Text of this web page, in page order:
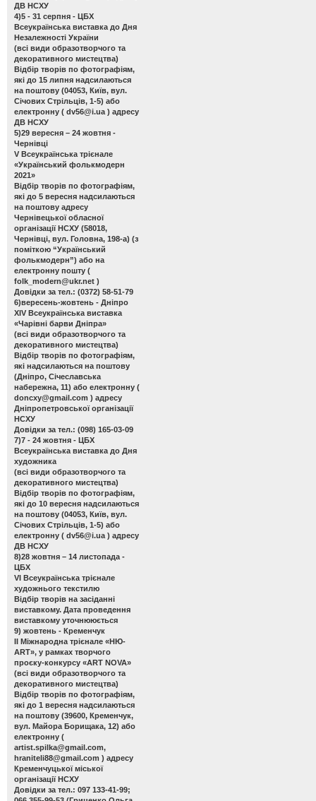
ДВ НСХУ
4)5 - 31 серпня - ЦБХ
Всеукраїнська виставка до Дня
Незалежності України
(всі види образотворчого та
декоративного мистецтва)
Відбір творів по фотографіям,
які до 15 липня надсилаються
на поштову (04053, Київ, вул.
Січових Стрільців, 1-5) або
електронну ( dv56@i.ua ) адресу
ДВ НСХУ
5)29 вересня – 24 жовтня -
Чернівці
V Всеукраїнська трієнале
«Український фолькмодерн
2021»
Відбір творів по фотографіям,
які до 5 вересня надсилаються
на поштову адресу
Чернівецької обласної
організації НСХУ (58018,
Чернівці, вул. Головна, 198-а) (з
поміткою “Український
фолькмодерн”) або на
електронну пошту (
folk_modern@ukr.net )
Довідки за тел.: (0372) 58-51-79
6)вересень-жовтень - Дніпро
ХІV Всеукраїнська виставка
«Чарівні барви Дніпра»
(всі види образотворчого та
декоративного мистецтва)
Відбір творів по фотографіям,
які надсилаються на поштову
(Дніпро, Січеславська
набережна, 11) або електронну (
doncxy@gmail.com ) адресу
Дніпропетровської організації
НСХУ
Довідки за тел.: (098) 165-03-09
7)7 - 24 жовтня - ЦБХ
Всеукраїнська виставка до Дня
художника
(всі види образотворчого та
декоративного мистецтва)
Відбір творів по фотографіям,
які до 10 вересня надсилаються
на поштову (04053, Київ, вул.
Січових Стрільців, 1-5) або
електронну ( dv56@i.ua ) адресу
ДВ НСХУ
8)28 жовтня – 14 листопада -
ЦБХ
VІ Всеукраїнська трієнале
художнього текстилю
Відбір творів на засіданні
виставкому. Дата проведення
виставкому уточнююється
9) жовтень - Кременчук
ІІ Міжнародна трієнале «НЮ-
АRТ», у рамках творчого
проєку-конкурсу «ART NOVA»
(всі види образотворчого та
декоративного мистецтва)
Відбір творів по фотографіям,
які до 1 вересня надсилаються
на поштову (39600, Кременчук,
вул. Майора Борищака, 12) або
електронну (
artist.spilka@gmail.com,
hraniteli88@gmail.com ) адресу
Кременчуцької міської
організації НСХУ
Довідки за тел.: 097 133-41-99;